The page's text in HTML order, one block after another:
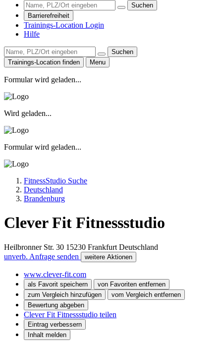
Suchen
Barrierefreiheit
Trainings-Location Login
Hilfe
Suchen
Trainings-Location finden
Menu
Formular wird geladen...
Wird geladen...
Formular wird geladen...
FitnessStudio Suche
Deutschland
Brandenburg
Clever Fit Fitnessstudio
Heilbronner Str. 30 15230 Frankfurt Deutschland
unverb. Anfrage senden
weitere Aktionen
www.clever-fit.com
als Favorit speichern
von Favoriten entfernen
zum Vergleich hinzufügen
vom Vergleich entfernen
Bewertung abgeben
Clever Fit Fitnessstudio teilen
Eintrag verbessern
Inhalt melden